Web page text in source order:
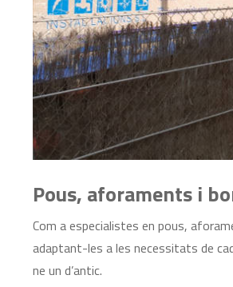
Pous, aforaments i
Com a especialistes en pous,
adaptant-les a les necessitats de
ne un d’antic.